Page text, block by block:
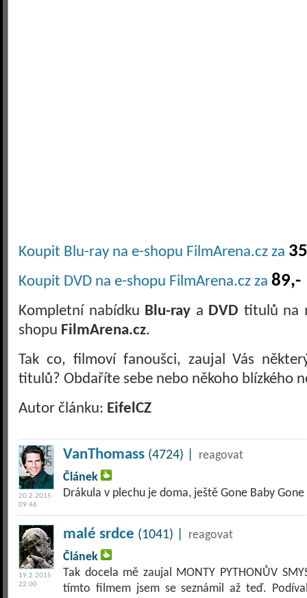
Koupit Blu-ray na e-shopu FilmArena.cz za
Koupit DVD na e-shopu FilmArena.cz za 89,-
Kompletní nabídku Blu-ray a DVD titulů na
shopu FilmArena.cz.
Tak co, filmoví fanoušci, zaujal Vás
titulů? Obdaříte sebe nebo někoho blízkého
Autor článku: EifelCZ
20.2.2015
09:46
VanThomass (4724) |
reagovat
Článek
Drákula v plechu je doma, ještě Gone Baby Gone
19.2.2015
22:00
malé srdce (1041) |
reagovat
Článek
Tak docela mě zaujal MONTY PYTHONŮV
tímto filmem jsem se seznámil až teď.